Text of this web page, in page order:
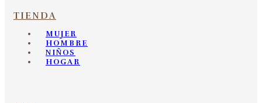
TIENDA
MUJER
HOMBRE
NIÑOS
HOGAR